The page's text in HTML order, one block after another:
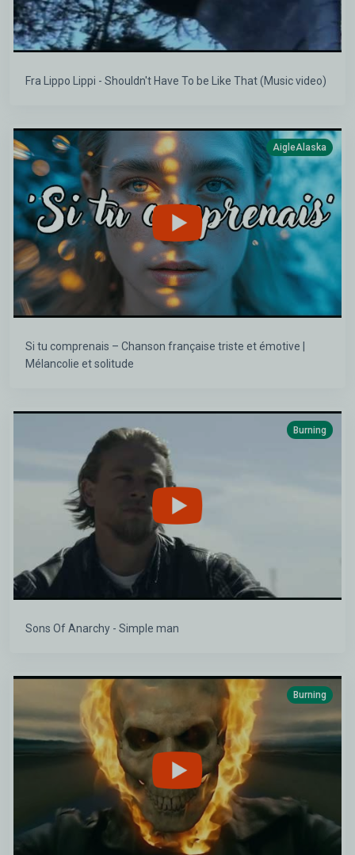
Fra Lippo Lippi - Shouldn't Have To be Like That (Music video)
AigleAlaska
Si tu comprenais – Chanson française triste et émotive |
Mélancolie et solitude
Burning
Sons Of Anarchy - Simple man
Burning